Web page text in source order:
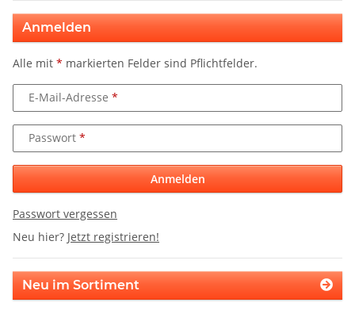
Anmelden
Alle mit * markierten Felder sind Pflichtfelder.
E-Mail-Adresse
Passwort
Anmelden
Passwort vergessen
Neu hier? Jetzt registrieren!
Neu im Sortiment